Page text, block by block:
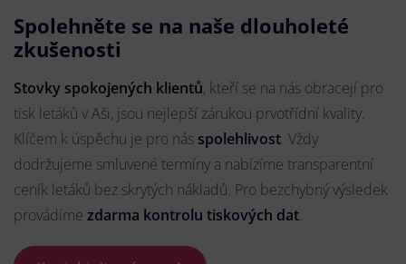
Spolehněte se na naše dlouholeté
zkušenosti
Stovky spokojených klientů, kteří se na nás obracejí pro
tisk letáků v Aši, jsou nejlepší zárukou prvotřídní kvality.
Klíčem k úspěchu je pro nás spolehlivost. Vždy
dodržujeme smluvené termíny a nabízíme transparentní
ceník letáků bez skrytých nákladů. Pro bezchybný výsledek
provádíme zdarma kontrolu tiskových dat.